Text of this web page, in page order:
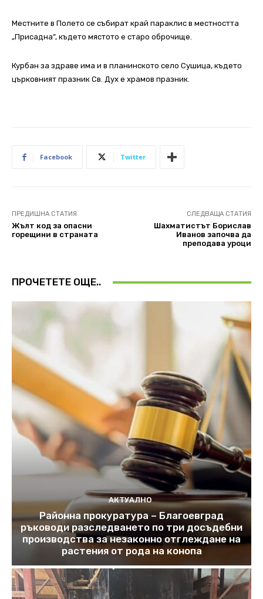
Местните в Полето се събират край параклис в местността
„Присадна”, където мястото е старо оброчище.
Курбан за здраве има и в планинското село Сушица, където
църковният празник Св. Дух е храмов празник.
Facebook Twitter
ПРЕДИШНА СТАТИЯ
Жълт код за опасни
горещини в страната
СЛЕДВАЩА СТАТИЯ
Шахматистът Борислав
Иванов започва да
преподава уроци
ПРОЧЕТЕТЕ ОЩЕ..
АКТУАЛНО
Районна прокуратура – Благоевград
ръководи разследването по три досъдебни
производства за незаконно отглеждане на
растения от рода на конопа